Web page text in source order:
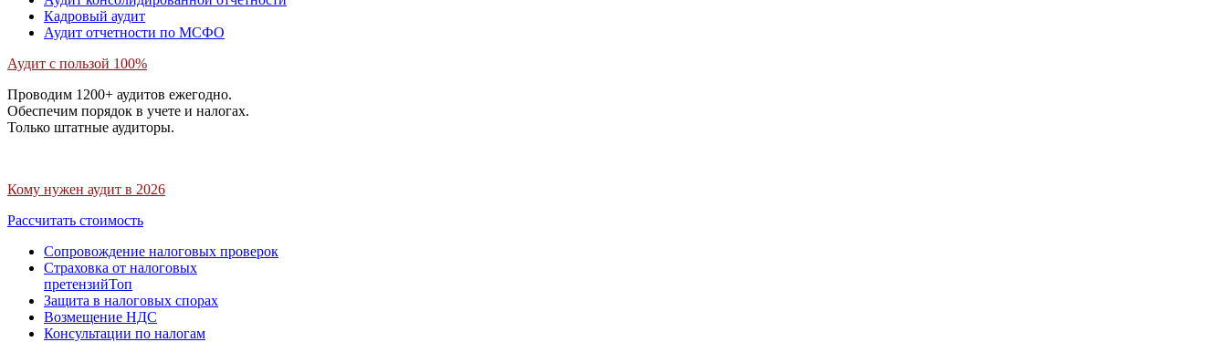
Кадровый аудит
Аудит отчетности по МСФО
Аудит с пользой 100%
Проводим 1200+ аудитов ежегодно.
Обеспечим порядок в учете и налогах.
Только штатные аудиторы.
Кому нужен аудит в 2026
Рассчитать стоимость
Сопровождение налоговых проверок
Страховка от налоговых
претензийТоп
Защита в налоговых спорах
Возмещение НДС
Консультации по налогам